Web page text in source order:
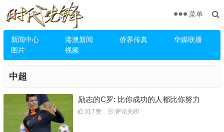
新闻中心 港澳新闻 侨界传真
华媒联播
图片
视频
菜单
中超
励志的C罗: 比你成功的人都比你努力
317赞 评论关闭